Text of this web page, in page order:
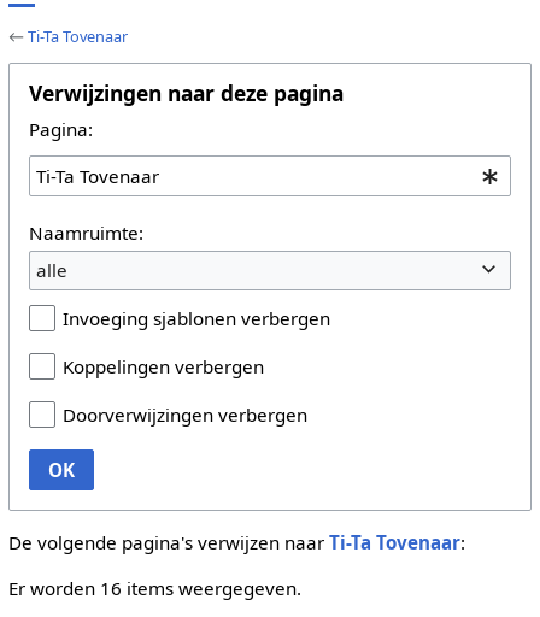
←Ti-Ta Tovenaar
Verwijzingen naar deze pagina
Pagina:
Naamruimte:
alle
Invoeging sjablonen verbergen
Koppelingen verbergen
Doorverwijzingen verbergen
OK
De volgende pagina's verwijzen naar Ti-Ta Tovenaar:
Er worden 16 items weergegeven.